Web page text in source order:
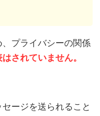
プライバシーの関係
されていません。
ージを送られること